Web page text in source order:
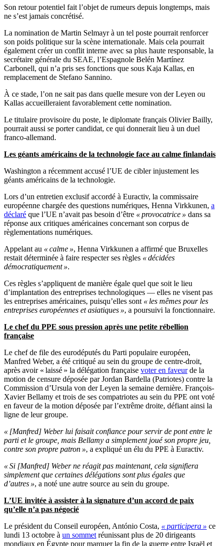
Son retour potentiel fait l’objet de rumeurs depuis longtemps, mais
ne s’est jamais concrétisé.
La nomination de Martin Selmayr à un tel poste pourrait renforcer
son poids politique sur la scène internationale. Mais cela pourrait
également créer un conflit interne avec sa plus haute responsable, la
secrétaire générale du SEAE, l’Espagnole Belén Martínez
Carbonell, qui n’a pris ses fonctions que sous Kaja Kallas, en
remplacement de Stefano Sannino.
À ce stade, l’on ne sait pas dans quelle mesure von der Leyen ou
Kallas accueilleraient favorablement cette nomination.
Le titulaire provisoire du poste, le diplomate français Olivier Bailly,
pourrait aussi se porter candidat, ce qui donnerait lieu à un duel
franco-allemand.
Les géants américains de la technologie face au calme finlandais
Washington a récemment accusé l’UE de cibler injustement les
géants américains de la technologie.
Lors d’un entretien exclusif accordé à Euractiv, la commissaire
européenne chargée des questions numériques, Henna Virkkunen, a
déclaré que l’UE n’avait pas besoin d’être « provocatrice » dans sa
réponse aux critiques américaines concernant son corpus de
règlementations numériques.
Appelant au « calme », Henna Virkkunen a affirmé que Bruxelles
restait déterminée à faire respecter ses règles « décidées
démocratiquement ».
Ces règles s’appliquent de manière égale quel que soit le lieu
d’implantation des entreprises technologiques — elles ne visent pas
les entreprises américaines, puisqu’elles sont « les mêmes pour les
entreprises européennes et asiatiques », a poursuivi la fonctionnaire.
Le chef du PPE sous pression après une petite rébellion
française
Le chef de file des eurodéputés du Parti populaire européen,
Manfred Weber, a été critiqué au sein du groupe de centre-droit,
après avoir « laissé » la délégation française voter en faveurde la
motion de censure déposée par Jordan Bardella (Patriotes) contre la
Commission d’Ursula von der Leyen la semaine dernière. François-
Xavier Bellamy et trois de ses compatriotes au sein du PPE ont voté
en faveur de la motion déposée par l’extrême droite, défiant ainsi la
ligne de leur groupe.
« [Manfred] Weber lui faisait confiance pour servir de pont entre le
parti et le groupe, mais Bellamy a simplement joué son propre jeu,
contre son propre patron », a expliqué un élu du PPE à Euractiv.
« Si [Manfred] Weber ne réagit pas maintenant, cela signifiera
simplement que certaines délégations sont plus égales que
d’autres », a noté une autre source au sein du groupe.
L’UE invitée à assister à la signature d’un accord de paix
qu’elle n’a pas négocié
Le président du Conseil européen, António Costa, « participera » ce
lundi 13 octobre à un sommet réunissant plus de 20 dirigeants
mondiaux en Égypte pour marquer la fin de la guerre entre Israël et